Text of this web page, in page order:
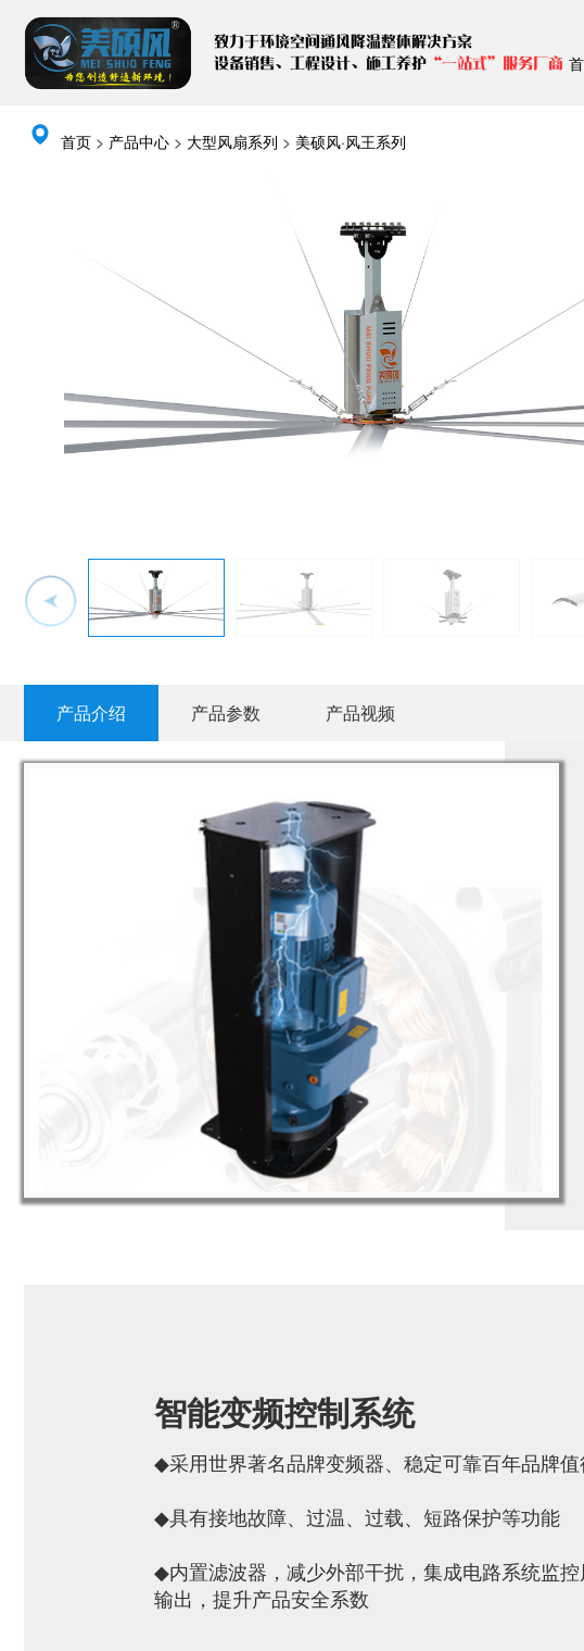
致力于环境空间通风降温整体解决方案
设备销售、工程设计、施工养护“一站式”服务厂商
首页 > 产品中心 > 大型风扇系列 > 美硕风·风王系列
产品介绍 产品参数 产品视频
智能变频控制系统
◆采用世界著名品牌变频器、稳定可靠百年品牌值
◆具有接地故障、过温、过载、短路保护等功能
◆内置滤波器，减少外部干扰，集成电路系统监
输出，提升产品安全系数